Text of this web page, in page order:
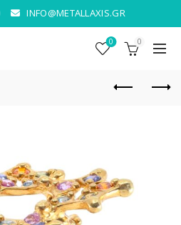
INFO@METALLAXIS.GR
0 0